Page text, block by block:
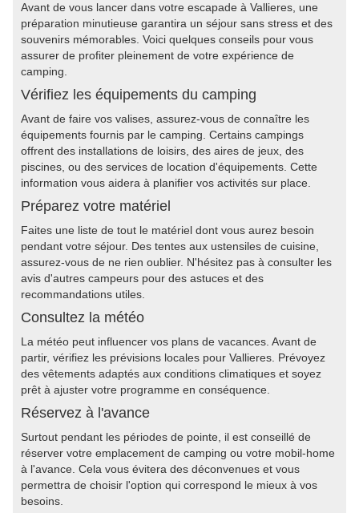
Avant de vous lancer dans votre escapade à Vallieres, une
préparation minutieuse garantira un séjour sans stress et des
souvenirs mémorables. Voici quelques conseils pour vous
assurer de profiter pleinement de votre expérience de
camping.
Vérifiez les équipements du camping
Avant de faire vos valises, assurez-vous de connaître les
équipements fournis par le camping. Certains campings
offrent des installations de loisirs, des aires de jeux, des
piscines, ou des services de location d'équipements. Cette
information vous aidera à planifier vos activités sur place.
Préparez votre matériel
Faites une liste de tout le matériel dont vous aurez besoin
pendant votre séjour. Des tentes aux ustensiles de cuisine,
assurez-vous de ne rien oublier. N'hésitez pas à consulter les
avis d'autres campeurs pour des astuces et des
recommandations utiles.
Consultez la météo
La météo peut influencer vos plans de vacances. Avant de
partir, vérifiez les prévisions locales pour Vallieres. Prévoyez
des vêtements adaptés aux conditions climatiques et soyez
prêt à ajuster votre programme en conséquence.
Réservez à l'avance
Surtout pendant les périodes de pointe, il est conseillé de
réserver votre emplacement de camping ou votre mobil-home
à l'avance. Cela vous évitera des déconvenues et vous
permettra de choisir l'option qui correspond le mieux à vos
besoins.